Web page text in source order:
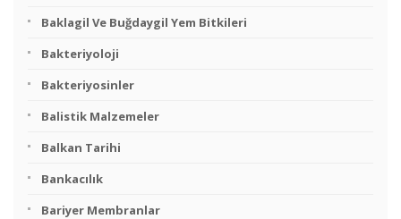
Baklagil Ve Buğdaygil Yem Bitkileri
Bakteriyoloji
Bakteriyosinler
Balistik Malzemeler
Balkan Tarihi
Bankacılık
Bariyer Membranlar